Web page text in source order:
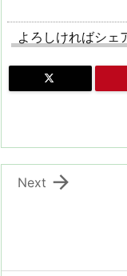
よろしければシェ

Next